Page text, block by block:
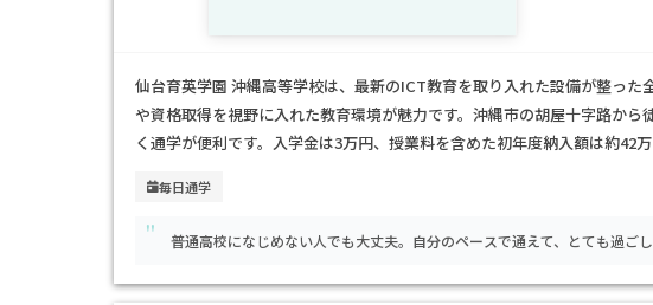
仙台育英学園 沖縄高等学校は、最新のICT教育を取り入れた設備が整った
や資格取得を視野に入れた教育環境が魅力です。沖縄市の胡屋十字路から
く通学が便利です。入学金は3万円、授業料を含めた初年度納入額は約42
性的な部活動もあり、多様な興味への進路を支援する学校です。不登校経
活かせる環境を望むご家庭に特におすすめです。
毎日通学
" 普通高校になじめない人でも大丈夫。自分のペースで通えて、とても過ご